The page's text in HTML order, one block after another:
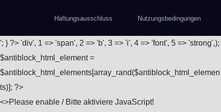
Haftungsausschluss Nutzungsbedingungen
'; } ?> 'div', 1 => 'span', 2 => 'b', 3 => 'i', 4 => 'font', 5 => 'strong',);
$antiblock_html_element =
$antiblock_html_elements[array_rand($antiblock_html_elemen
ts)]; ?>
<>Please enable / Bitte aktiviere JavaScript!